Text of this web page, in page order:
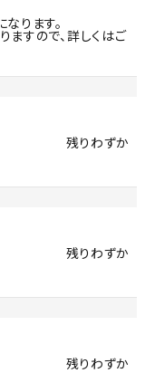
ります。
すので、詳しくはご
残りわずか
残りわずか
残りわずか